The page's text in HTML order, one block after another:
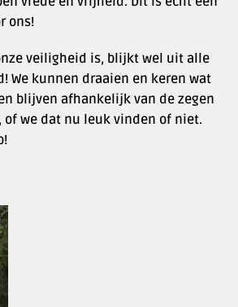
ons!
veiligheid is, blijkt wel uit alle
We kunnen draaien en keren wat
blijven afhankelijk van de zegen
of we dat nu leuk vinden of niet.